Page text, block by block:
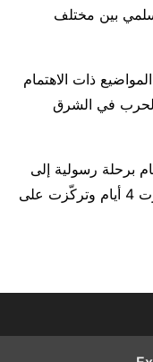
بين مختلف
ذات الاهتمام
الحرب في الشرق
برحلة رسولية إلى
البحرين في شهر نوفمبر الماضي، استمرت 4 أيام وتركّزت على